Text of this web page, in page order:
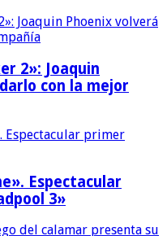
2»: Joaquin
con la mejor
Espectacular
3»